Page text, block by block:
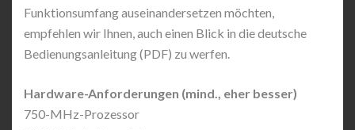
Funktionsumfang auseinandersetzen möchten,
empfehlen wir Ihnen, auch einen Blick in die deutsche
Bedienungsanleitung (PDF) zu werfen.
Hardware-Anforderungen (mind., eher besser)
750-MHz-Prozessor